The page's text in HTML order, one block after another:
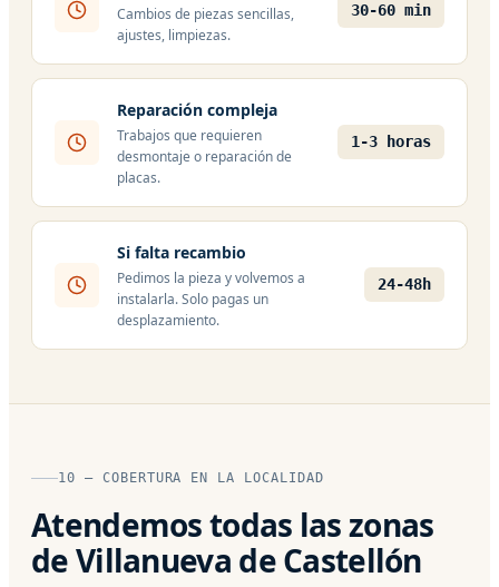
Cambios de piezas sencillas,
ajustes, limpiezas.
30-60 min
Reparación compleja
Trabajos que requieren
desmontaje o reparación de
placas.
1-3 horas
Si falta recambio
Pedimos la pieza y volvemos a
instalarla. Solo pagas un
desplazamiento.
24-48h
10 — COBERTURA EN LA LOCALIDAD
Atendemos todas las zonas
de Villanueva de Castellón